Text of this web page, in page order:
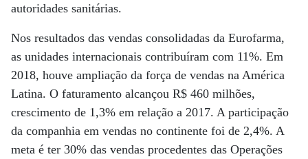
autoridades sanitárias.
Nos resultados das vendas consolidadas da Eurofarma,
as unidades internacionais contribuíram com 11%. Em
2018, houve ampliação da força de vendas na América
Latina. O faturamento alcançou R$ 460 milhões,
crescimento de 1,3% em relação a 2017. A participação
da companhia em vendas no continente foi de 2,4%. A
meta é ter 30% das vendas procedentes das Operações